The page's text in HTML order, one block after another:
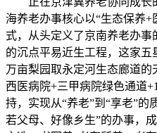
海养老办事核心以“生态保养
式，从头定义了京南养老办
的沉点平易近生工程，这家
万亩梨园取永定河生态廊道的
西医病院+三甲病院绿色通道
持，实现从“养老”到“享老”的
若父母、好像乡生”的办事，